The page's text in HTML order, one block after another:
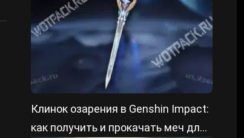
Клинок озарения в Genshin Impact:
как получить и прокачать меч для